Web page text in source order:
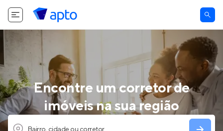
Encontre um corretor de
imóveis na sua região